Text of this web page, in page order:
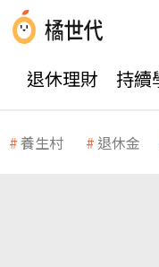
退休理財 持續
養生村 退休金